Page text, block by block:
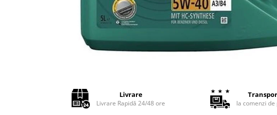
Compresoare portabile
Livrare
Livrare Rapidă 24/48 ore la comenzi de